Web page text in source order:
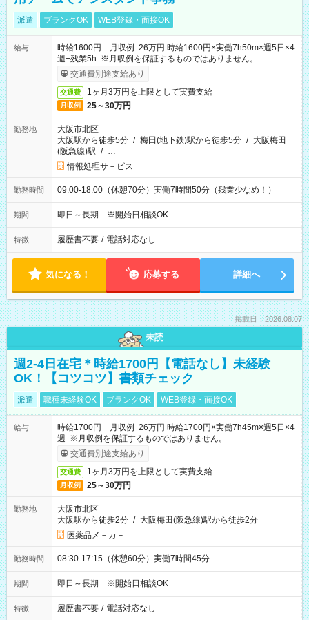
派遣 ブランクOK WEB登録・面接OK
給与
時給1600円 月収例 26万円 時給1600円×実働7h50m×週5日×4
週+残業5h ※月収例を保証するものではありません。
交通費別途支給あり
交通費 1ヶ月3万円を上限として実費支給
月収例 25～30万円
勤務地
大阪市北区
大阪駅から徒歩5分 / 梅田(地下鉄)駅から徒歩5分 / 大阪梅田
(阪急線)駅 / …
情報処理サ－ビス
勤務時間 09:00-18:00（休憩70分）実働7時間50分（残業少なめ！）
期間 即日～長期 ※開始日相談OK
特徴 履歴書不要 / 電話対応なし
気になる！ 応募する 詳細へ
掲載日：2026.08.07
未読
週2-4日在宅＊時給1700円【電話なし】未経験
OK！【コツコツ】書類チェック
派遣 職種未経験OK ブランクOK WEB登録・面接OK
給与
時給1700円 月収例 26万円 時給1700円×実働7h45m×週5日×4
週 ※月収例を保証するものではありません。
交通費別途支給あり
交通費 1ヶ月3万円を上限として実費支給
月収例 25～30万円
勤務地
大阪市北区
大阪駅から徒歩2分 / 大阪梅田(阪急線)駅から徒歩2分
医薬品メ－カ－
勤務時間 08:30-17:15（休憩60分）実働7時間45分
期間 即日～長期 ※開始日相談OK
特徴 履歴書不要 / 電話対応なし